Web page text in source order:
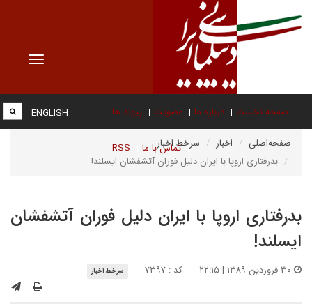
Toggle
صفحه نخست درباره ما عضویت پیوند ها
تماس با ما RSS
ENGLISH
صفحه‌اصلی اخبار
سرخط اخبار
بدرفتاری اروپا با ایران دلیل فوران آتشفشان ایسلند!
بدرفتاری اروپا با ایران دلیل فوران آتشفشان
ایسلند!
کد : ۷۳۹۷ سرخط اخبار